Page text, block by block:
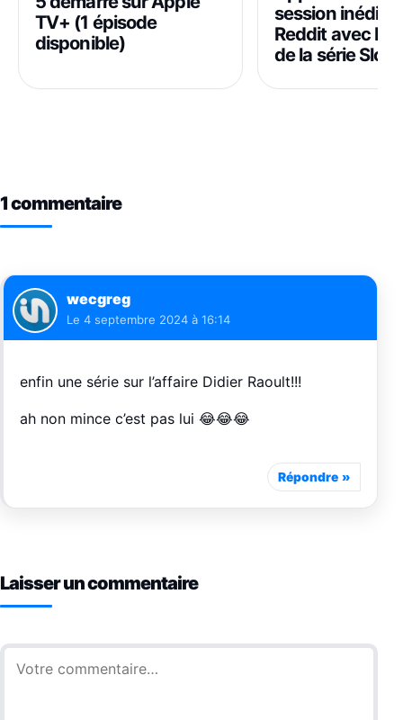
TV+ (1 épisode
disponible)
session inédite
Reddit avec
de la série
1 commentaire
wecgreg
Le 4 septembre 2024 à 16:14
enfin une série sur l’affaire Didier Raoult!!!
ah non mince c’est pas lui 😂😂😂
Répondre
Laisser un commentaire
Commentaire